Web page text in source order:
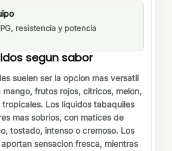
resistencia y potencia
segun sabor
suelen ser la opcion mas versatil
frutos rojos, citricos, melon,
tropicales. Los liquidos tabaquiles
mas sobrios, con matices de
tostado, intenso o cremoso. Los
sensacion fresca, mientras